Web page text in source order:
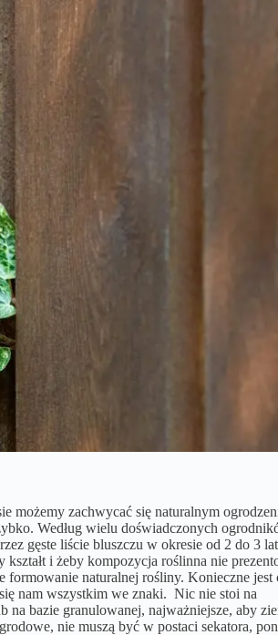
możemy zachwycać się naturalnym
Według wielu doświadczonych
gęste liście bluszczu w okresie od 2 do 3
i żeby kompozycja roślinna nie
naturalnej rośliny. Konieczne jest
nam wszystkim we znaki. Nic nie stoi na
na bazie granulowanej, najważniejsze, aby
nie muszą być w postaci sekatora,